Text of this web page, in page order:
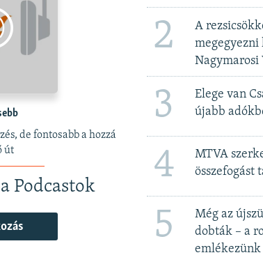
de fontosabb a hozzá
út
Podcastok
2
A
megegyezni
Nagymarosi
3
Elege van
újabb
4
MTVA
összefogást
5
Még az
dobták – a
emlékezünk